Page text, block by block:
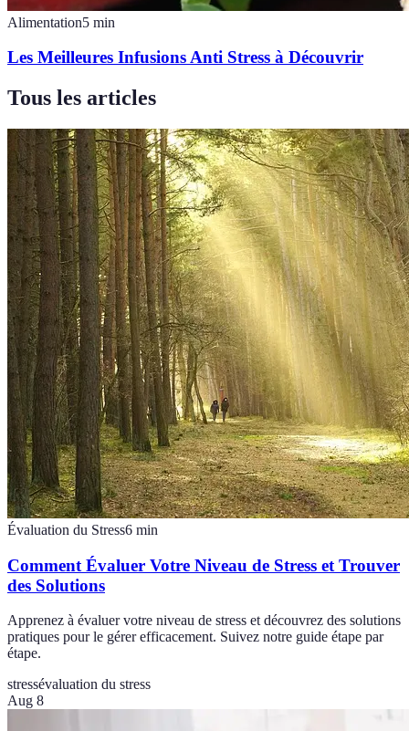
Alimentation5 min
Les Meilleures Infusions Anti Stress à Découvrir
Tous les articles
Évaluation du Stress6 min
Comment Évaluer Votre Niveau de Stress et Trouver
des Solutions
Apprenez à évaluer votre niveau de stress et découvrez des solutions
pratiques pour le gérer efficacement. Suivez notre guide étape par
étape.
stressévaluation du stress
Aug 8